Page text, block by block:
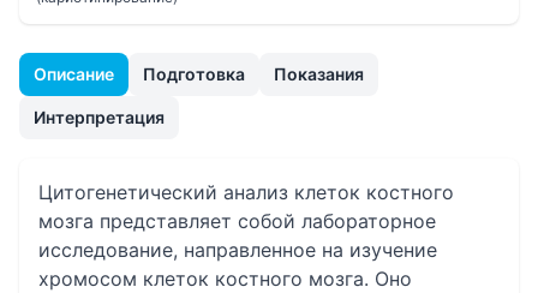
Описание Подготовка Показания
Интерпретация
Цитогенетический анализ клеток костного
мозга представляет собой лабораторное
исследование, направленное на изучение
хромосом клеток костного мозга. Оно